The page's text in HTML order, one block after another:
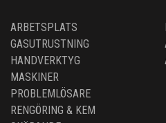
ARBETSPLATS
GASUTRUSTNING
HANDVERKTYG
MASKINER
PROBLEMLÖSARE
RENGÖRING & KEM